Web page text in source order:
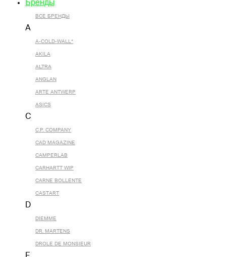
Бренды
ВСЕ БРЕНДЫ
A
A-COLD-WALL*
AKILA
ALTRA
ANGLAN
ARTE ANTWERP
ASICS
C
C.P. COMPANY
CAD MAGAZINE
CAMPERLAB
CARHARTT WIP
CARNE BOLLENTE
CASTART
D
DIEMME
DR. MARTENS
DROLE DE MONSIEUR